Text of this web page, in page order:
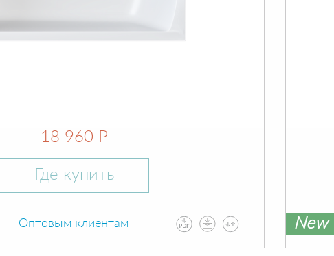
18 960 Р
Где купить
Оптовым клиентам New